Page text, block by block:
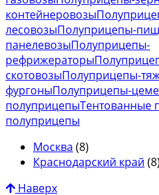
контейнеровозы
лесовозыПолуприцепы-
панелевозыПолуприцепы-
рефрижераторы
скотовозыПолуприцепы-
фургоныПолуприцепы-
полуприцепыТентованные
полуприцепы
Москва (8)
Краснодарский край (8)
Наверх